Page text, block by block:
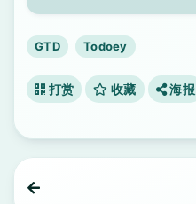
GTD Todoey
打赏 收藏 海报